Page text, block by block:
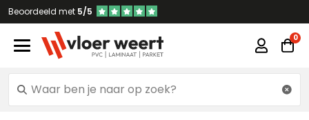
Beoordeeld met 5/5